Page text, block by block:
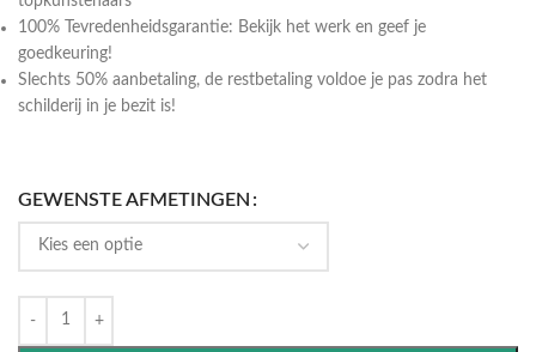
100% Tevredenheidsgarantie: Bekijk het werk en geef je
goedkeuring!
Slechts 50% aanbetaling, de restbetaling voldoe je pas zodra het
schilderij in je bezit is!
GEWENSTE AFMETINGEN